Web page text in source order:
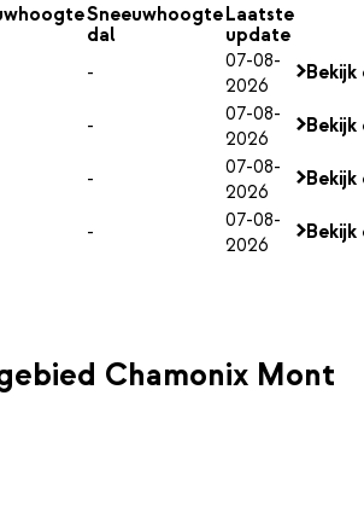
Sneeuwhoogte
dal
Laatste
update
-
07-08-
2026
-
07-08-
2026
-
07-08-
2026
-
07-08-
2026
Chamonix Mont